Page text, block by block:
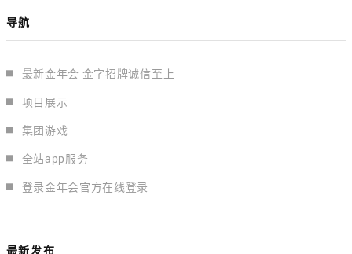
导航
最新金年会 金字招牌诚信至上
项目展示
集团游戏
全站app服务
登录金年会官方在线登录
最新发布